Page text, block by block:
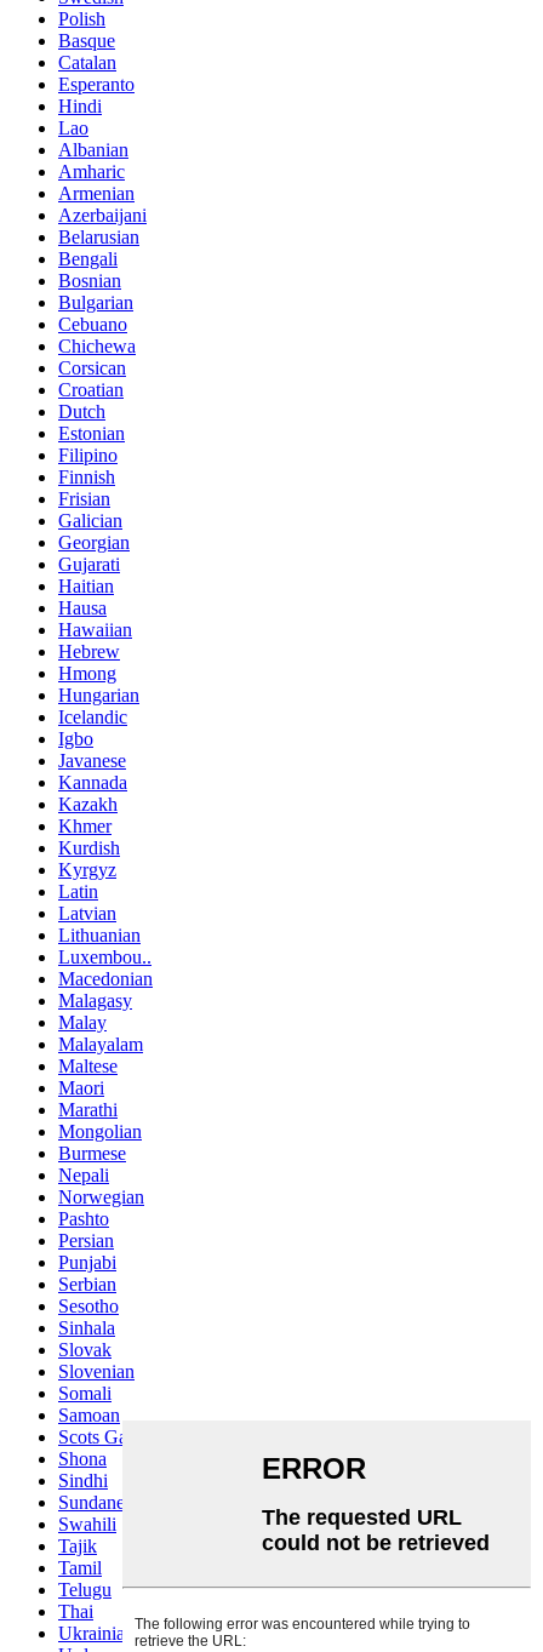
Polish
Basque
Catalan
Esperanto
Hindi
Lao
Albanian
Amharic
Armenian
Azerbaijani
Belarusian
Bengali
Bosnian
Bulgarian
Cebuano
Chichewa
Corsican
Croatian
Dutch
Estonian
Filipino
Finnish
Frisian
Galician
Georgian
Gujarati
Haitian
Hausa
Hawaiian
Hebrew
Hmong
Hungarian
Icelandic
Igbo
Javanese
Kannada
Kazakh
Khmer
Kurdish
Kyrgyz
Latin
Latvian
Lithuanian
Luxembou..
Macedonian
Malagasy
Malay
Malayalam
Maltese
Maori
Marathi
Mongolian
Burmese
Nepali
Norwegian
Pashto
Persian
Punjabi
Serbian
Sesotho
Sinhala
Slovak
Slovenian
Somali
Samoan
Scots Gaelic
Shona
Sindhi
Sundanese
Swahili
Tajik
Tamil
Telugu
Thai
Ukrainian